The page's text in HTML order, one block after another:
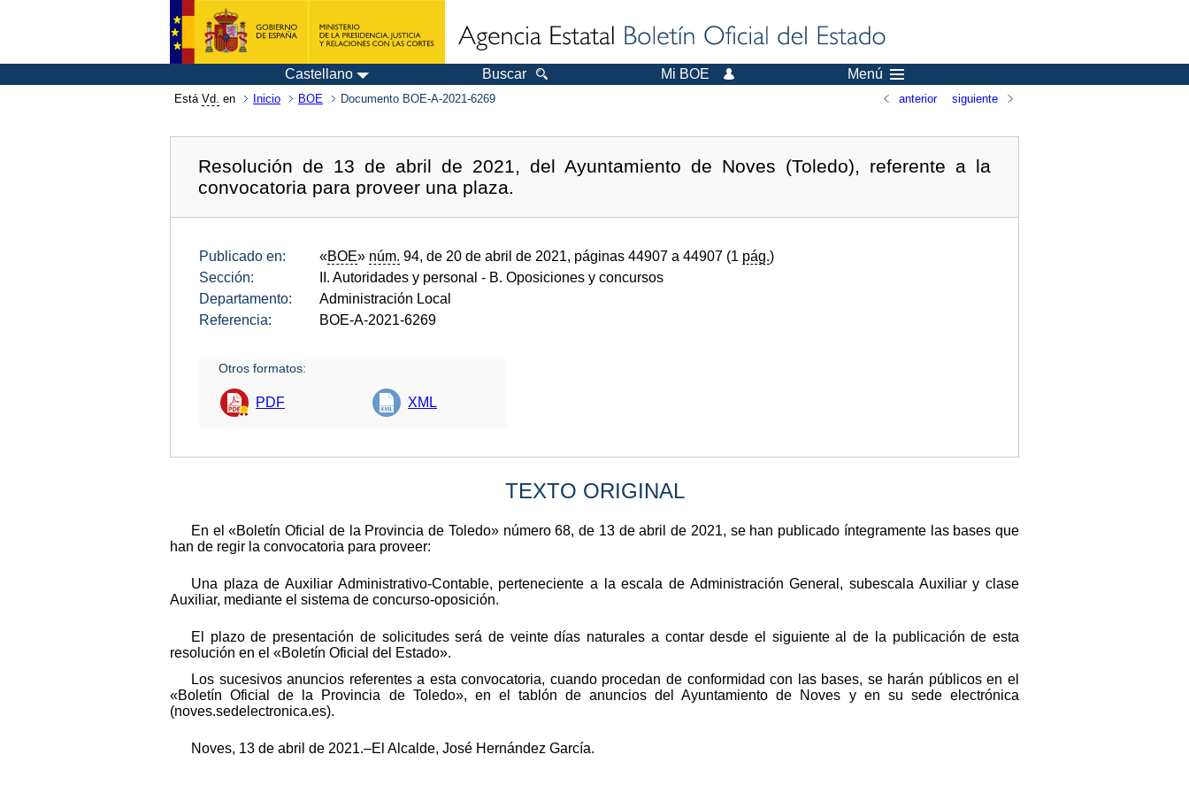
Castellano Buscar Mi BOE Menú
Está Vd. en Inicio BOE Documento BOE-A-2021-6269 anterior siguiente
Resolución de 13 de abril de 2021, del Ayuntamiento de Noves (Toledo), referente a la
convocatoria para proveer una plaza.
Publicado en: «BOE» núm. 94, de 20 de abril de 2021, páginas 44907 a 44907 (1 pág.)
Sección:
II. Autoridades y personal - B. Oposiciones y concursos
Departamento:
Administración Local
Referencia:
BOE-A-2021-6269
Otros formatos:
PDF XML
TEXTO ORIGINAL
En el «Boletín Oficial de la Provincia de Toledo» número 68, de 13 de abril de 2021, se han publicado íntegramente las bases que
han de regir la convocatoria para proveer:
Una plaza de Auxiliar Administrativo-Contable, perteneciente a la escala de Administración General, subescala Auxiliar y clase
Auxiliar, mediante el sistema de concurso-oposición.
El plazo de presentación de solicitudes será de veinte días naturales a contar desde el siguiente al de la publicación de esta
resolución en el «Boletín Oficial del Estado».
Los sucesivos anuncios referentes a esta convocatoria, cuando procedan de conformidad con las bases, se harán públicos en el
«Boletín Oficial de la Provincia de Toledo», en el tablón de anuncios del Ayuntamiento de Noves y en su sede electrónica
(noves.sedelectronica.es).
Noves, 13 de abril de 2021.–El Alcalde, José Hernández García.